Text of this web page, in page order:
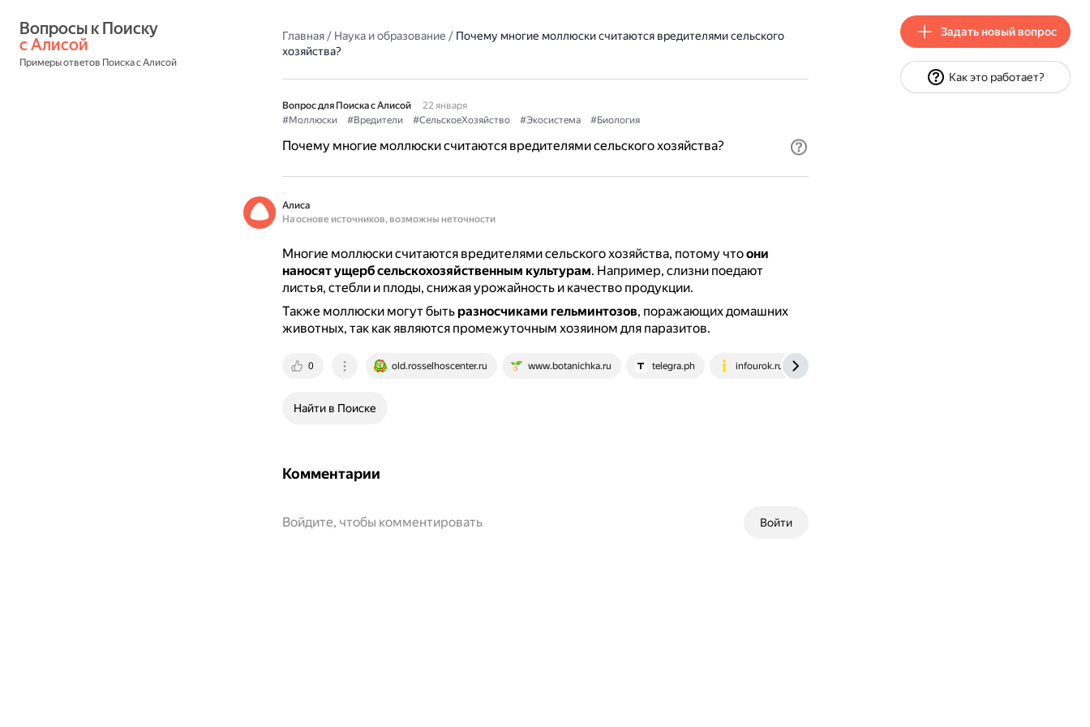
с Алисой
Примеры ответов Поиска с Алисой
Главная/ Наука и образование / Почему многие моллюски считаются вредителями сельского
хозяйства?
Вопрос для Поиска с Алисой
22 января
#Моллюски
#Вредители #СельскоеХозяйство #Экосистема #Биология
Почему многие моллюски считаются вредителями сельского хозяйства?
Алиса
На основе источников, возможны неточности
Многие моллюски считаются вредителями сельского хозяйства, потому чтоони
наносят ущерб сельскохозяйственным культурам. Например, слизни поедают
листья, стебли и плоды, снижая урожайность и качество продукции.
Также моллюски могут быть разносчиками гельминтозов, поражающих домашних
животных, так как являются промежуточным хозяином для паразитов.
0 old.rosselhoscenter.ru www.botanichka.ru telegra.ph infourok.ru
Найти в Поиске
Комментарии
Войти
Войдите, чтобы комментировать
Задать новый вопрос
Как это работает?